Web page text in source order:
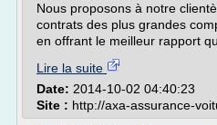
Nous proposons à notre
contrats des plus grandes
en offrant le meilleur rapport
Lire la suite
Date: 2014-10-02 04:40:23
Site : http://axa-assurance-